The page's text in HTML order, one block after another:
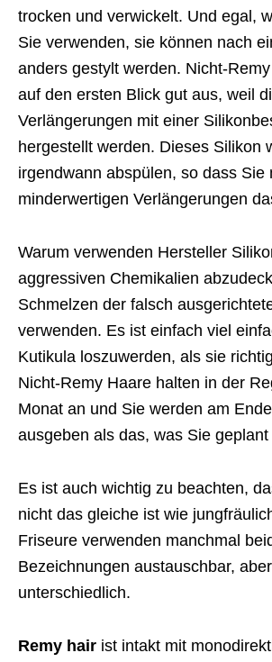
trocken und verwickelt. Und egal,
Sie verwenden, sie können nach
anders gestylt werden. Nicht-
auf den ersten Blick gut aus, weil
Verlängerungen mit einer
hergestellt werden. Dieses Silikon
irgendwann abspülen, so dass Sie
minderwertigen Verlängerungen
Warum verwenden Hersteller
aggressiven Chemikalien
Schmelzen der falsch
verwenden. Es ist einfach viel
Kutikula loszuwerden, als sie
Nicht-Remy Haare halten in der
Monat an und Sie werden am
ausgeben als das, was Sie geplant
Es ist auch wichtig zu beachten,
nicht das gleiche ist wie
Friseure verwenden manchmal
Bezeichnungen austauschbar,
unterschiedlich.
Remy hair ist intakt mit